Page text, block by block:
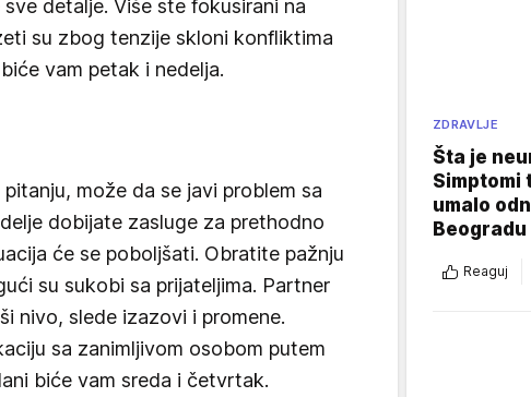
detalje. Više ste fokusirani na
su zbog tenzije skloni konfliktima
vam petak i nedelja.
može da se javi problem sa
dobijate zasluge za prethodno
će se poboljšati. Obratite pažnju
su sukobi sa prijateljima. Partner
nivo, slede izazovi i promene.
sa zanimljivom osobom putem
biće vam sreda i četvrtak.
ZDRAVLJE
Šta je
Simptomi
umalo
Beogradu
Reaguj